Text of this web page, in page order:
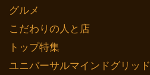
グルメ
こだわりの人と店
トップ特集
ユニバーサルマインドグリッド